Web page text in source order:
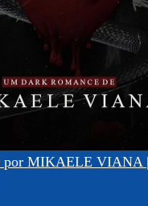
por MIKAELE VIANA